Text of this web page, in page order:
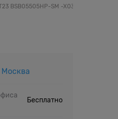
BSB05505HP-SM -X03 A01 CT02
Москва
Бесплатно